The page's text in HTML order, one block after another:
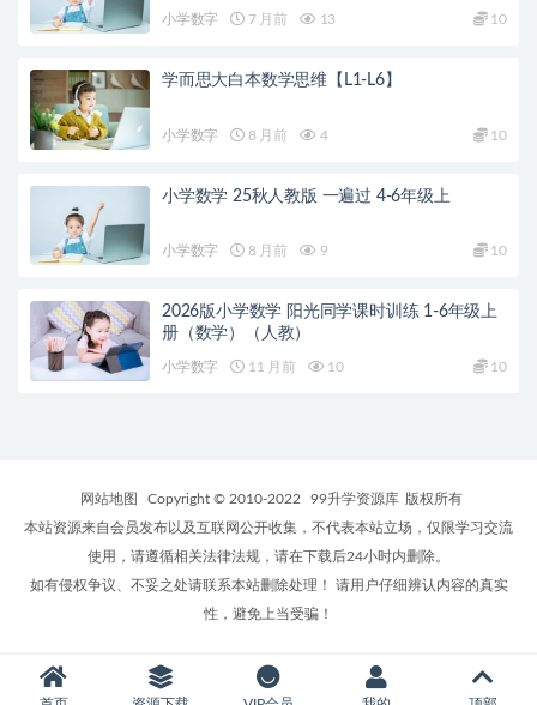
小学数字 7 月前 13 10
学而思大白本数学思维【L1-L6】
小学数字 8 月前 4 10
小学数学 25秋人教版 一遍过 4-6年级上
小学数字 8 月前 9 10
2026版小学数学 阳光同学课时训练 1-6年级上
册（数学）（人教）
小学数字 11 月前 10 10
网站地图 Copyright © 2010-2022 99升学资源库 版权所有
本站资源来自会员发布以及互联网公开收集，不代表本站立场，仅限学习交流
使用，请遵循相关法律法规，请在下载后24小时内删除。
如有侵权争议、不妥之处请联系本站删除处理！ 请用户仔细辨认内容的真实
性，避免上当受骗！